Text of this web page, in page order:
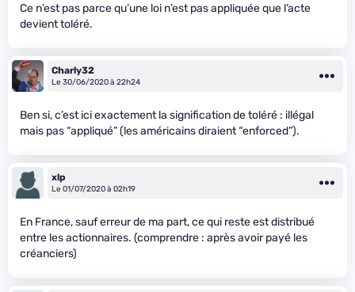
Ce n’est pas parce qu’une loi n’est pas appliquée que l’acte
devient toléré.
Charly32
Le 30/06/2020 à 22h24
Ben si, c’est ici exactement la signification de toléré : illégal
mais pas “appliqué” (les américains diraient “enforced”).
xlp
Le 01/07/2020 à 02h19
En France, sauf erreur de ma part, ce qui reste est distribué
entre les actionnaires. (comprendre : après avoir payé les
créanciers)